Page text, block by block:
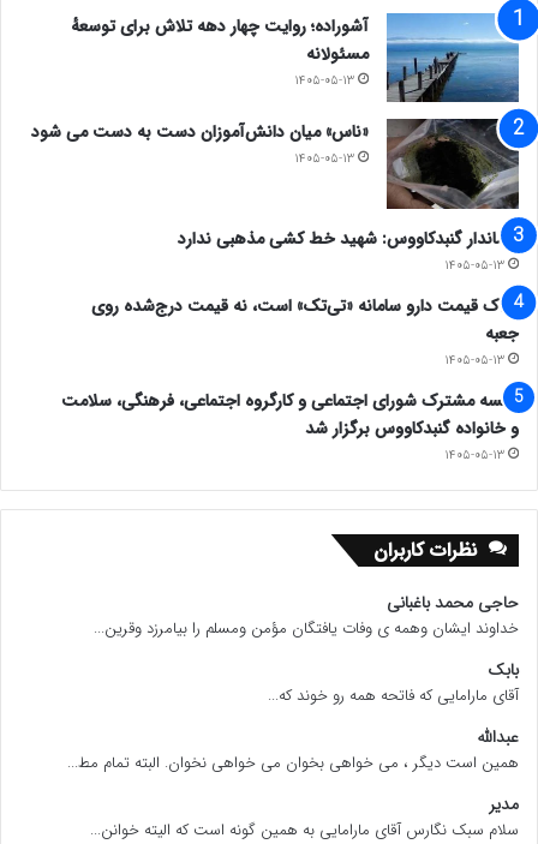
چپرلی، رئیس اداره کار و تعاون گنبد
www.ulkamiz.ir
آشوراده؛ روایت چهار دهه تلاش برای توسعهٔ
مسئولانه
۱۴۰۵-۰۵-۱۳
«ناس» میان دانش‌آموزان دست به دست می شود
۱۴۰۵-۰۵-۱۳
فرماندار گنبدکاووس: شهید خط کشی مذهبی ندارد
۱۴۰۵-۰۵-۱۳
ملاک قیمت دارو سامانه «تی‌تک» است، نه قیمت درج‌شده روی
جعبه
۱۴۰۵-۰۵-۱۳
جلسه مشترک شورای اجتماعی و کارگروه اجتماعی، فرهنگی، سلامت
و خانواده گنبدکاووس برگزار شد
۱۴۰۵-۰۵-۱۳
نظرات کاربران
حاجی محمد باغبانی
خداوند ایشان وهمه ی وفات یافتگان مؤمن ومسلم را بیامرزد وقرین...
بابک
آقای مارامایی که فاتحه همه رو خوند که...
عبدالله
همین است دیگر ، می خواهی بخوان می خواهی نخوان. البته تمام مط...
مدیر
سلام سبک نگارس آقای مارامایی به همین گونه است که الیته خوانن...